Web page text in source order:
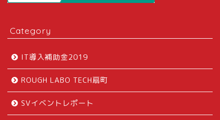
Category
IT導入補助金2019
ROUGH LABO TECH扇町
SVイベントレポート